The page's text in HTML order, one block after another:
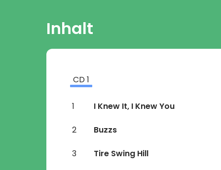
Inhalt
CD1
1 I Knew It, I Knew You
2 Buzzs
3 Tire Swing Hill